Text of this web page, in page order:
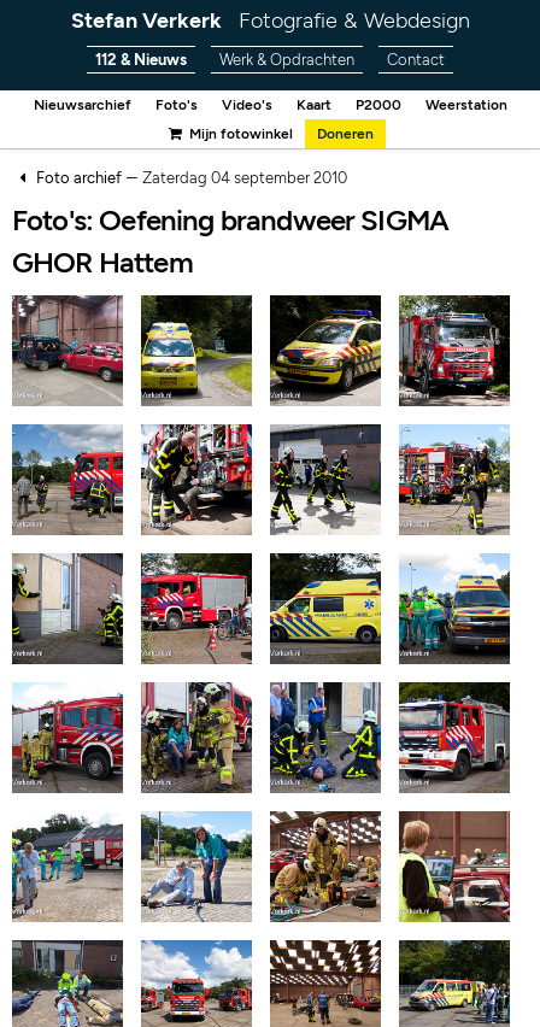
Stefan Verkerk Fotografie & Webdesign
112 & Nieuws Werk & Opdrachten Contact
Nieuwsarchief Foto's Video's Kaart P2000
Weerstation
Mijn fotowinkel
Doneren
Foto archief– Zaterdag 04 september 2010
Foto's: Oefening brandweer SIGMA
GHOR Hattem